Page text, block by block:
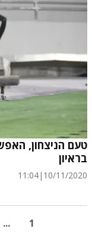
טעם הניצחון,
בראיון
10/11/2020
|
11:04
... 1